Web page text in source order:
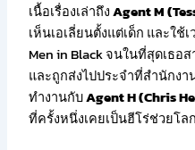
เนื้อเรื่องเล่าถึงAgent M
เห็นเอเลี่ยนตั้งแต่เด็ก และใ
Men in Black จนในที่สุดเธอ
และถูกส่งไปประจำที่สำนักงา
ทำงานกับAgent H (Chris
ที่ครั้งหนึ่งเคยเป็นฮีโร่ช่วยโ